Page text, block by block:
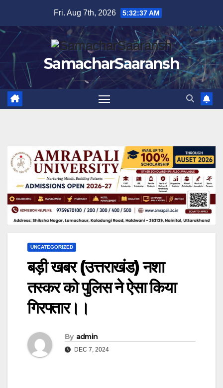
content
Fri. Aug 7th, 2026 5:32:38 AM
SamacharSaaransh
UNCATEGORIZED
बड़ी खबर (उत्तराखंड) नशा
तस्कर को पुलिस ने ऐसा किया
गिरफ्तार।।
By admin
DEC 7, 2024